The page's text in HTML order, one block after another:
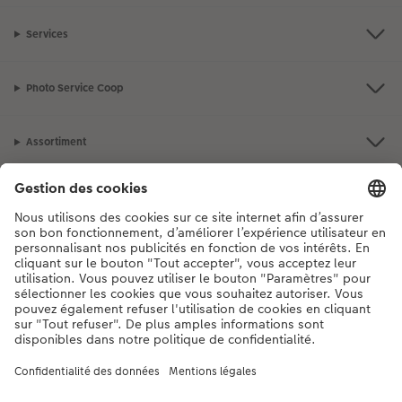
Services
Photo Service Coop
Assortiment
Notre sélection
Si vous avez des questions concernant nos produits ou votre commande,
n'hésitez pas à nous contacter du lundi au dimanche, de 9h00 à 20h00
(hors jours fériés), au numéro de téléphone044 499 10 37• 7j/7 • de 9h à
20h
DE|FR| IT